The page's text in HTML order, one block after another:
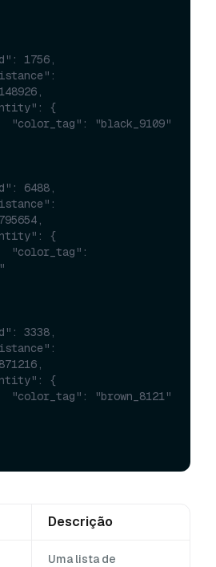
1756,
{
"black_9109"
6488,
{
3338,
{
"brown_8121"
Descrição
Uma lista de